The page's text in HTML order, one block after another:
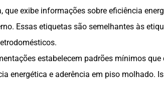
que exibe informações sobre eficiência
Essas etiquetas são semelhantes às
estabelecem padrões mínimos que
energética e aderência em piso molhado.